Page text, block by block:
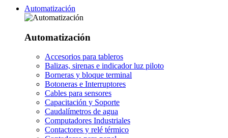
Automatización
Automatización
Accesorios para tableros
Balizas, sirenas e indicador luz piloto
Borneras y bloque terminal
Botoneras e Interruptores
Cables para sensores
Capacitación y Soporte
Caudalímetros de agua
Computadores Industriales
Contactores y relé térmico